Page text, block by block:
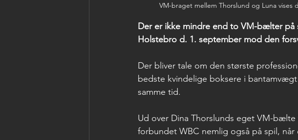
VM-braget mellem Thorslund og Luna vises
Der er ikke mindre end to VM-bælter på
Holstebro d. 1. september mod den
Der bliver tale om den største
bedste kvindelige boksere i
samme tid.
Ud over Dina Thorslunds eget VM-
forbundet WBC nemlig også på spil,